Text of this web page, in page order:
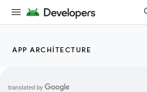
APP ARCHITECTURE